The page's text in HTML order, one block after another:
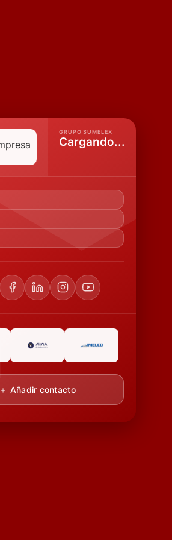
GRUPO SUMELEX
Cargando...
＋ Añadir contacto